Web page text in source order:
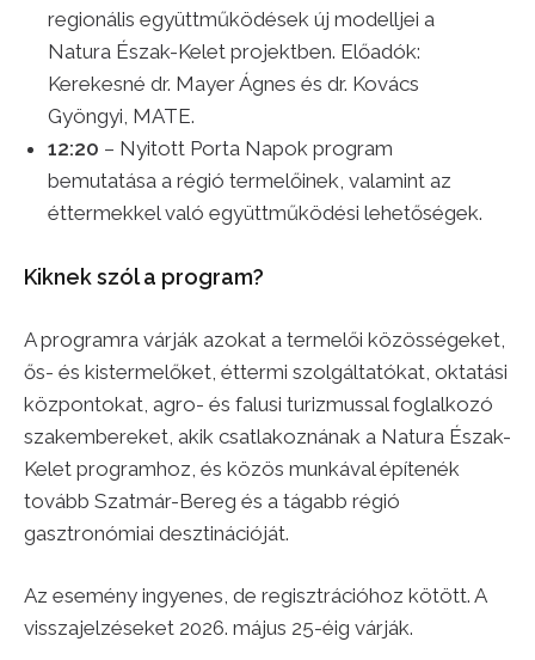
regionális együttműködések új modelljei a
Natura Észak-Kelet projektben. Előadók:
Kerekesné dr. Mayer Ágnes és dr. Kovács
Gyöngyi, MATE.
12:20 – Nyitott Porta Napok program
bemutatása a régió termelőinek, valamint az
éttermekkel való együttműködési lehetőségek.
Kiknek szól a program?
A programra várják azokat a termelői közösségeket,
ős- és kistermelőket, éttermi szolgáltatókat, oktatási
központokat, agro- és falusi turizmussal foglalkozó
szakembereket, akik csatlakoznának a Natura Észak-
Kelet programhoz, és közös munkával építenék
tovább Szatmár-Bereg és a tágabb régió
gasztronómiai desztinációját.
Az esemény ingyenes, de regisztrációhoz kötött. A
visszajelzéseket 2026. május 25-éig várják.